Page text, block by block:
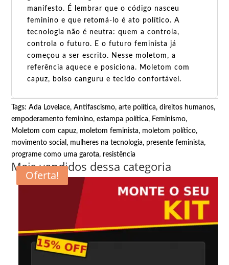
manifesto. É lembrar que o código nasceu
feminino e que retomá-lo é ato político. A
tecnologia não é neutra: quem a controla,
controla o futuro. E o futuro feminista já
começou a ser escrito. Nesse moletom, a
referência aquece e posiciona. Moletom com
capuz, bolso canguru e tecido confortável.
Tags:Ada Lovelace,Antifascismo,arte política,direitos humanos,
empoderamento feminino,estampa política, Feminismo,
Moletom com capuz, moletom feminista, moletom político,
movimento social, mulheres na tecnologia, presente feminista,
programe como uma garota, resistência
Mais vendidos dessa categoria
Oferta!